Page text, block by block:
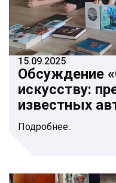
15.09.2025
Обсуждение
искусству:
известных
Подробнее..